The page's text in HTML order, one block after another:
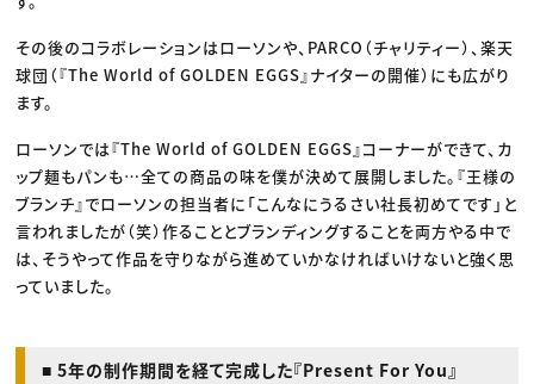
その後のコラボレーションはローソンや、PARCO（チャリティー）、楽天
球団（『The World of GOLDEN EGGS』ナイターの開催）にも広がり
ます。
ローソンでは『The World of GOLDEN EGGS』コーナーができて、カ
ップ麺もパンも…全ての商品の味を僕が決めて展開しました。『王様の
ブランチ』でローソンの担当者に「こんなにうるさい社長初めてです」と
言われましたが（笑）作ることとブランディングすることを両方やる中で
は、そうやって作品を守りながら進めていかなければいけないと強く思
っていました。
■ 5年の制作期間を経て完成した『Present For You』